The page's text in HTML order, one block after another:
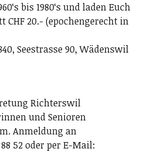
bis 1980ʻs und laden Euch
20.- (epochengerecht in
Seestrasse 90, Wädenswil
Richterswil
und Senioren
Anmeldung an
52 oder per E-Mail: